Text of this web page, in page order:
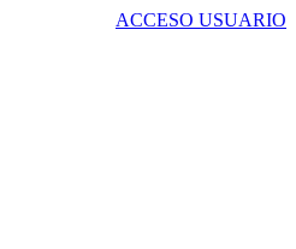
ACCESO USUARIO